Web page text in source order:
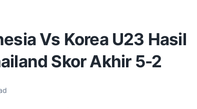
Vs Korea U23 Hasil
Skor Akhir 5-2